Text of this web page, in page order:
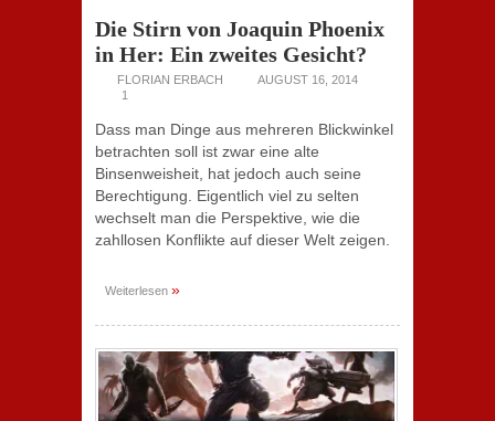
Die Stirn von Joaquin Phoenix
in Her: Ein zweites Gesicht?
FLORIAN ERBACH
AUGUST 16, 2014
1
Dass man Dinge aus mehreren Blickwinkel
betrachten soll ist zwar eine alte
Binsenweisheit, hat jedoch auch seine
Berechtigung. Eigentlich viel zu selten
wechselt man die Perspektive, wie die
zahllosen Konflikte auf dieser Welt zeigen.
Weiterlesen »